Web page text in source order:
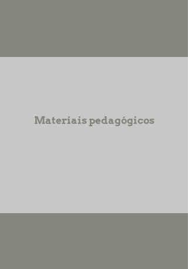
Materiais pedagógicos